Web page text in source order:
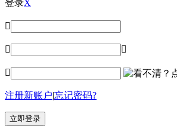
登录X

 

注册新账户|忘记密码?